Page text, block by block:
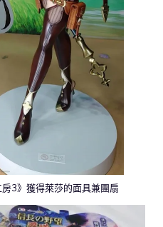
3》獲得萊莎的面具兼團扇